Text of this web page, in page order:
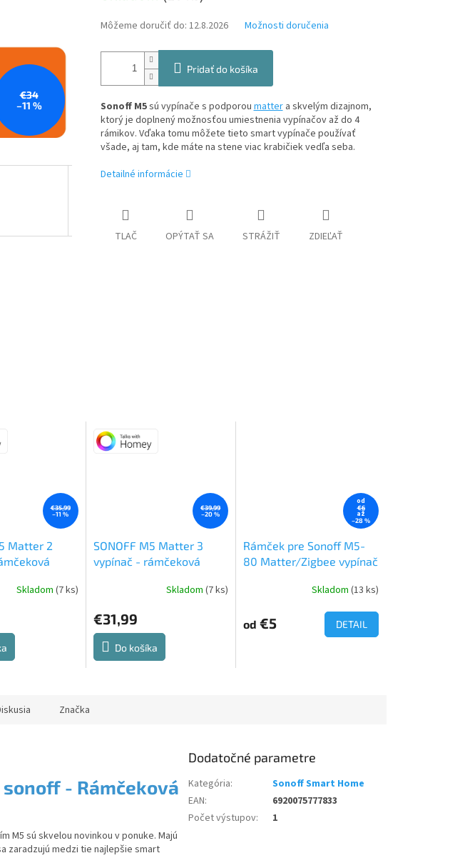
€34
–11 %
Môžeme doručiť do: 12.8.2026 Možnosti doručenia
Pridať do košíka
Sonoff M5sú vypínače s podporoumattera skvelým dizajnom,
ktorý je doplnený možnosťou umiestnenia vypínačov až do 4
rámikov. Vďaka tomu môžete tieto smart vypínače používať
všade, aj tam, kde máte na stene viac krabičiek vedľa seba.
Detailné informácie
TLAČ OPÝTAŤ SA STRÁŽIŤ ZDIEĽAŤ
€35,99
–11 %
Matter 2
Skladom (7 ks)
€39,99
–20 %
SONOFF M5 Matter 3
vypínač - rámčeková
Skladom(7 ks)
€31,99
Do košíka
od
€6
až
–28 %
Rámček pre Sonoff M5-
80 Matter/Zigbee vypínač
Skladom (13 ks)
od €5 DETAIL
Značka
- Rámčeková
M5 sú skvelou novinkou v ponuke. Majú
zaradzujú medzi tie najlepšie smart
Dodatočné parametre
Kategória:
Sonoff Smart Home
EAN:
6920075777833
Počet výstupov: 1